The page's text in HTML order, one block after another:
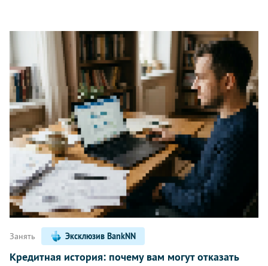
Занять Эксклюзив BankNN
Кредитная история: почему вам могут отказать